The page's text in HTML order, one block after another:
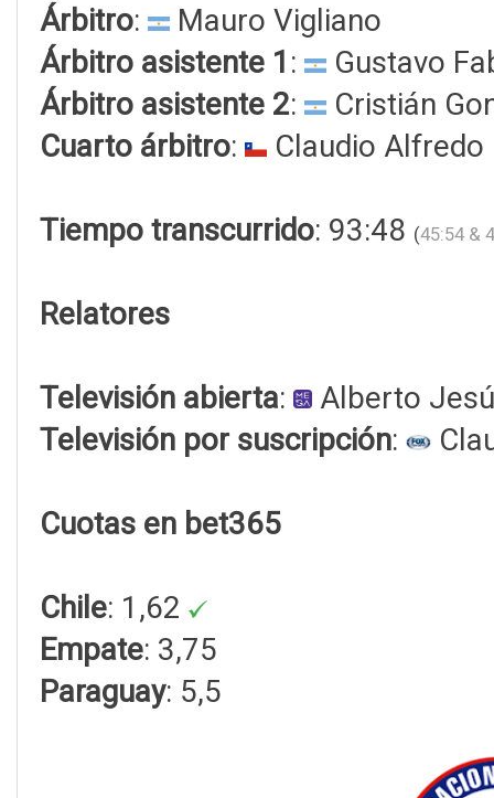
Árbitro:
Mauro Vigliano
Árbitro asistente 1 :
Gustavo
Árbitro asistente 2:
Cristián
Cuarto árbitro: Claudio Alfredo
Tiempo transcurrido: 93:48 (45:54 &
Relatores
Televisión abierta:
Alberto
Televisión por suscripción:
Cuotas en bet365
Chile: 1,62
Empate: 3,75
Paraguay: 5,5